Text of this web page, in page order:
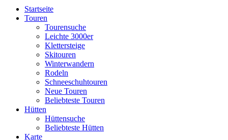
Startseite
Touren
Tourensuche
Leichte 3000er
Klettersteige
Skitouren
Winterwandern
Rodeln
Schneeschuhtouren
Neue Touren
Beliebteste Touren
Hütten
Hüttensuche
Beliebteste Hütten
Karte